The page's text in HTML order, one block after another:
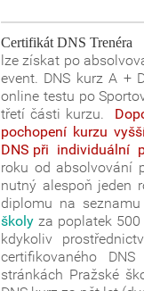
Certifikát DNS Trenéra
lze získat po
event. DNS kurz A +
online testu po
třetí části kurzu.
pochopení kurzu
DNS při individuální
roku od absolvování
nutný alespoň jeden
diplomu na
školyza poplatek
kdykoliv
certifikovaného
stránkách Pražské